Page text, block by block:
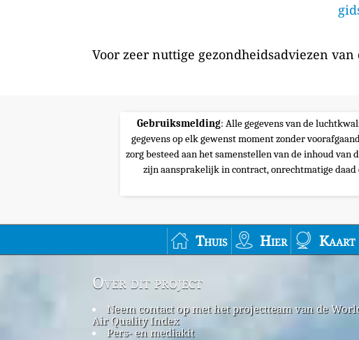
Voor zeer nuttige gezondheidsadviezen
Gebruiksmelding: Alle gegevens van de
gegevens op elk gewenst moment zonder
zorg besteed aan het samenstellen van de inhoud
zijn aansprakelijk in contract, onrechtmatige
Thuis Hier Kaart
Over dit project
Neem contact op met het projectteam van de
Air Quality Index
Pers- en mediakit